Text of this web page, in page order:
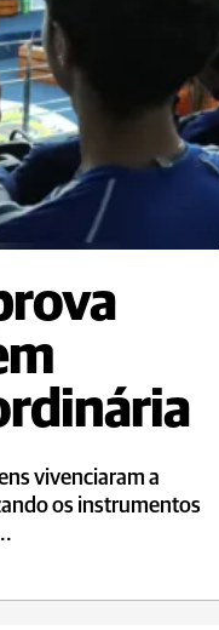
vivenciaram a
os instrumentos